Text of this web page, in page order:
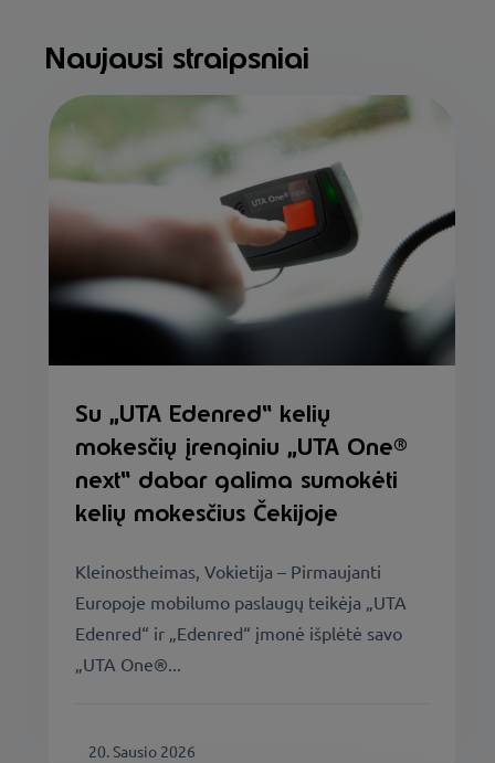
Naujausi straipsniai
Su „UTA Edenred“ kelių
mokesčių įrenginiu „UTA One®
next“ dabar galima sumokėti
kelių mokesčius Čekijoje
Kleinostheimas, Vokietija – Pirmaujanti
Europoje mobilumo paslaugų teikėja „UTA
Edenred“ ir „Edenred“ įmonė išplėtė savo
„UTA One®...
20. Sausio 2026